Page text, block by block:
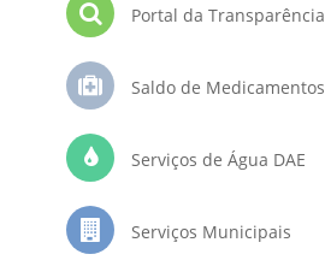
Portal da Transparência
Saldo de Medicamentos
Serviços de Água DAE
Serviços Municipais